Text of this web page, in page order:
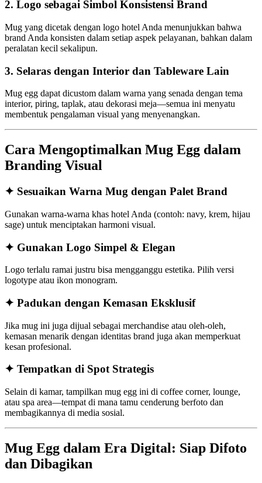
2. Logo sebagai Simbol Konsistensi Brand
Mug yang dicetak dengan logo hotel Anda menunjukkan bahwa
brand Anda konsisten dalam setiap aspek pelayanan, bahkan dalam
peralatan kecil sekalipun.
3. Selaras dengan Interior dan Tableware Lain
Mug egg dapat dicustom dalam warna yang senada dengan tema
interior, piring, taplak, atau dekorasi meja—semua ini menyatu
membentuk pengalaman visual yang menyenangkan.
Cara Mengoptimalkan Mug Egg dalam
Branding Visual
✦ Sesuaikan Warna Mug dengan Palet Brand
Gunakan warna-warna khas hotel Anda (contoh: navy, krem, hijau
sage) untuk menciptakan harmoni visual.
✦ Gunakan Logo Simpel & Elegan
Logo terlalu ramai justru bisa mengganggu estetika. Pilih versi
logotype atau ikon monogram.
✦ Padukan dengan Kemasan Eksklusif
Jika mug ini juga dijual sebagai merchandise atau oleh-oleh,
kemasan menarik dengan identitas brand juga akan memperkuat
kesan profesional.
✦ Tempatkan di Spot Strategis
Selain di kamar, tampilkan mug egg ini di coffee corner, lounge,
atau spa area—tempat di mana tamu cenderung berfoto dan
membagikannya di media sosial.
Mug Egg dalam Era Digital: Siap Difoto
dan Dibagikan